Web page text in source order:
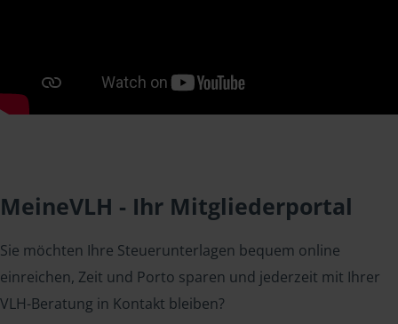
MeineVLH - Ihr Mitgliederportal
Sie möchten Ihre Steuerunterlagen bequem online
einreichen, Zeit und Porto sparen und jederzeit mit Ihrer
VLH-Beratung in Kontakt bleiben?